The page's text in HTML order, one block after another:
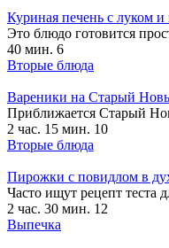
Куриная печень с луком
Это блюдо готовится
40 мин. 6
Вторые блюда
Вареники на Старый
Приближается Старый
2 час. 15 мин. 10
Вторые блюда
Пирожки с повидлом в
Часто ищут рецепт теста
2 час. 30 мин. 12
Выпечка